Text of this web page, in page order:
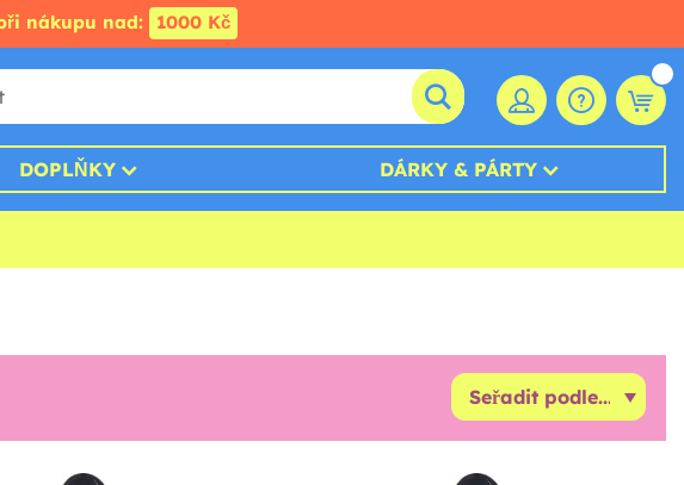
nákupu nad: 1000 Kč
DOPLŇKY DÁRKY & PÁRTY